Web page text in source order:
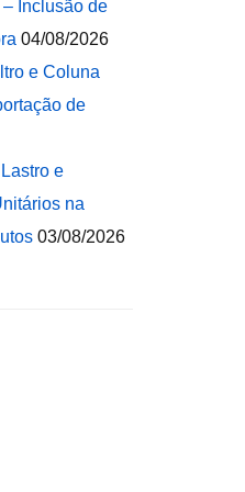
Inclusão de
04/08/2026
e Coluna
de
e
na
03/08/2026